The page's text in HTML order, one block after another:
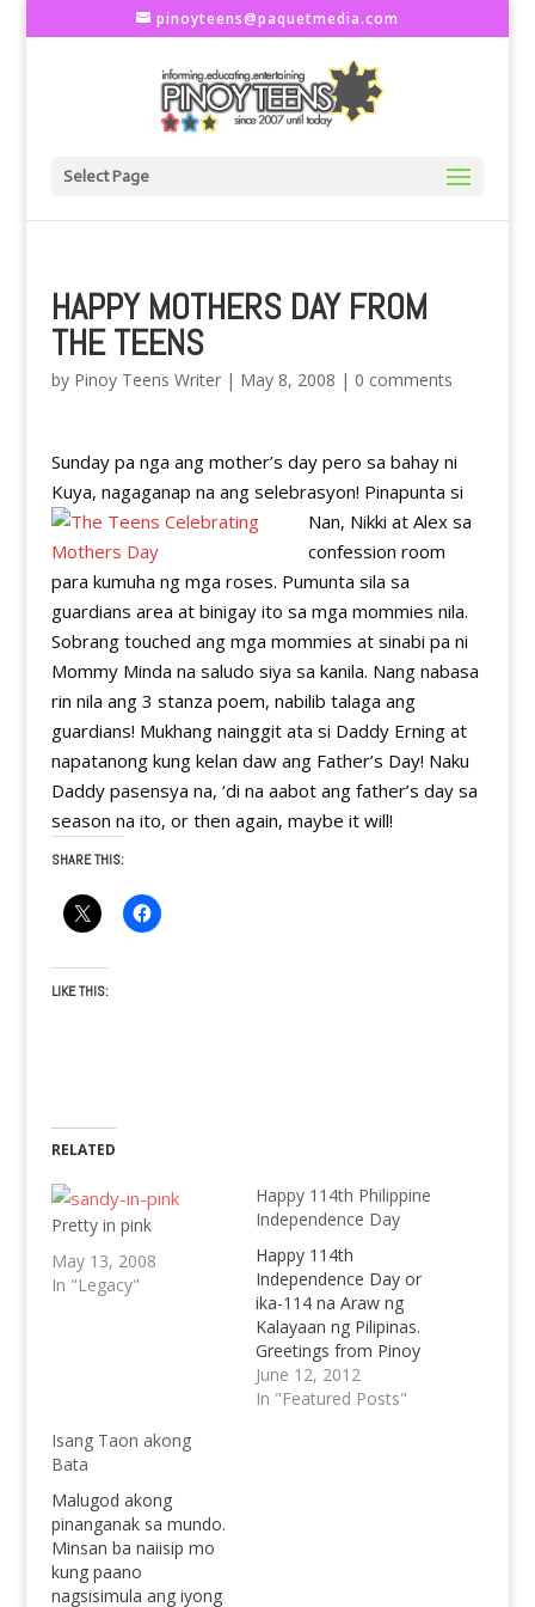
pinoyteens@paquetmedia.com
Select Page
HAPPY MOTHERS DAY FROM
THE TEENS
by Pinoy Teens Writer| May 8, 2008 | 0 comments
Sunday pa nga ang mother’s day pero sa bahay ni
Kuya, nagaganap na ang selebrasyon! Pinapunta si
Nan, Nikki at Alex sa
confession room
para kumuha ng mga roses. Pumunta sila sa
guardians area at binigay ito sa mga mommies nila.
Sobrang touched ang mga mommies at sinabi pa ni
Mommy Minda na saludo siya sa kanila. Nang nabasa
rin nila ang 3 stanza poem, nabilib talaga ang
guardians! Mukhang nainggit ata si Daddy Erning at
napatanong kung kelan daw ang Father’s Day! Naku
Daddy pasensya na, ‘di na aabot ang father’s day sa
season na ito, or then again, maybe it will!
SHARE THIS:
LIKE THIS:
RELATED
Pretty in pink
May 13, 2008
In "Legacy"
Happy 114th Philippine
Independence Day
Happy 114th
Independence Day or
ika-114 na Araw ng
Kalayaan ng Pilipinas.
Greetings from Pinoy
Teens!
June 12, 2012
In "Featured Posts"
Isang Taon akong
Bata
Malugod akong
pinanganak sa mundo.
Minsan ba naiisip mo
kung paano
nagsisimula ang iyong